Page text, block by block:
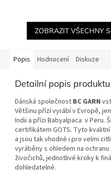
ZOBRAZIT VŠECHNY
Popis Hodnocení Diskuze
Detailní popis produktu
Dánská společnost BC GARN
Většinu přízí vyrábí v Evropě,
Indii a přízi Babyalpaca v Peru.
certifikátem GOTS. Tyto
a jsou tak vhodné i pro velmi
vyráběny s ohledem na
živočichů, jednotlivé kroky k
dohledatelné.